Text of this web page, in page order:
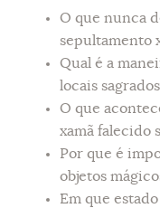
O que nunca
sepultamento
Qual é a
locais
O que
xamã falecido
Por que é
objetos
Em que